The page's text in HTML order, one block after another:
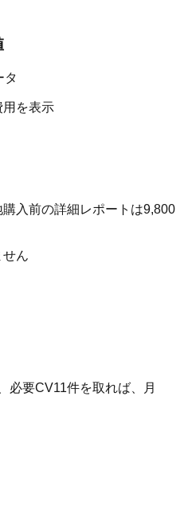
タ
用を表示
入前の詳細レポートは9,800
ん
必要CV11件を取れば、月